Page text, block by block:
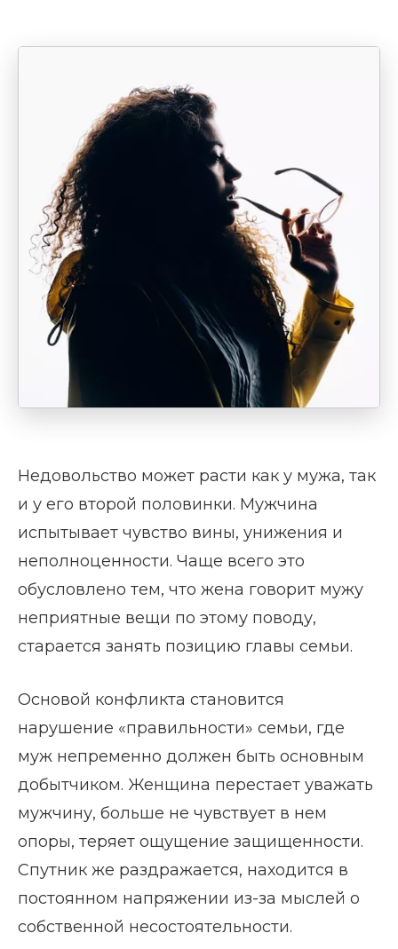
Недовольство может расти как у мужа, так
и у его второй половинки. Мужчина
испытывает чувство вины, унижения и
неполноценности. Чаще всего это
обусловлено тем, что жена говорит мужу
неприятные вещи по этому поводу,
старается занять позицию главы семьи.
Основой конфликта становится
нарушение «правильности» семьи, где
муж непременно должен быть основным
добытчиком. Женщина перестает уважать
мужчину, больше не чувствует в нем
опоры, теряет ощущение защищенности.
Спутник же раздражается, находится в
постоянном напряжении из-за мыслей о
собственной несостоятельности.